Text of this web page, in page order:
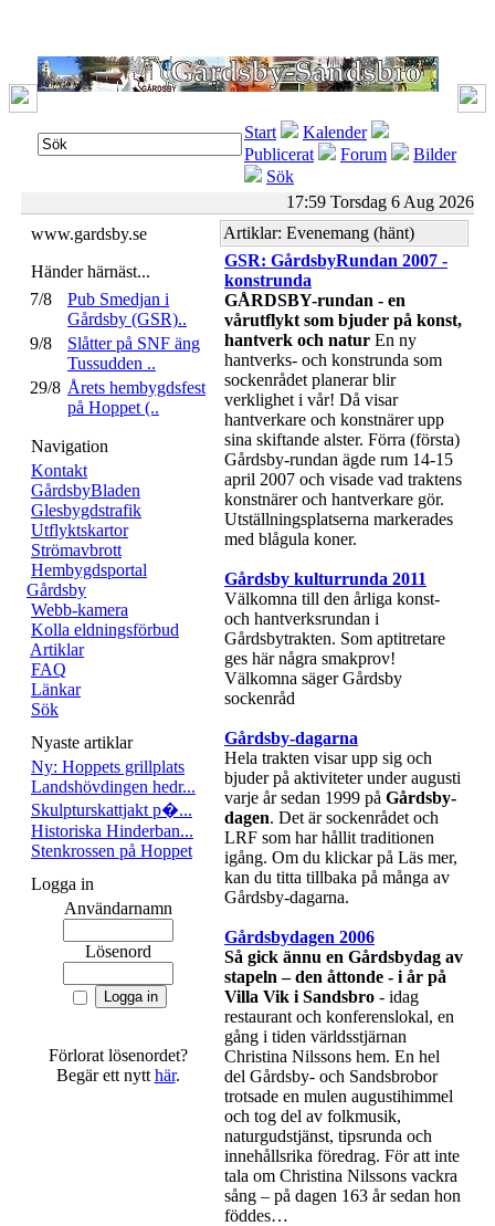
Start
Kalender
Publicerat
Forum
Bilder
Sök
17:59 Torsdag 6 Aug 2026
www.gardsby.se
Händer härnäst...
7/8
Pub Smedjan i
Gårdsby (GSR)..
9/8
Slåtter på SNF äng
Tussudden ..
29/8 Årets hembygdsfest
på Hoppet (..
Navigation
Kontakt
GårdsbyBladen
Glesbygdstrafik
Utflyktskartor
Strömavbrott
Hembygdsportal
Gårdsby
Webb-kamera
Kolla eldningsförbud
Artiklar
FAQ
Länkar
Sök
Nyaste artiklar
Ny: Hoppets grillplats
Landshövdingen hedr...
Skulpturskattjakt p�...
Historiska Hinderban...
Stenkrossen på Hoppet
Logga in
Användarnamn
Lösenord
Förlorat lösenordet?
Begär ett nytt här.
Artiklar: Evenemang (hänt)
GSR: GårdsbyRundan 2007 -
konstrunda
GÅRDSBY-rundan - en
vårutflykt som bjuder på konst,
hantverk och natur En ny
hantverks- och konstrunda som
sockenrådet planerar blir
verklighet i vår! Då visar
hantverkare och konstnärer upp
sina skiftande alster. Förra (första)
Gårdsby-rundan ägde rum 14-15
april 2007 och visade vad traktens
konstnärer och hantverkare gör.
Utställningsplatserna markerades
med blågula koner.
Gårdsby kulturrunda 2011
Välkomna till den årliga konst-
och hantverksrundan i
Gårdsbytrakten. Som aptitretare
ges här några smakprov!
Välkomna säger Gårdsby
sockenråd
Gårdsby-dagarna
Hela trakten visar upp sig och
bjuder på aktiviteter under augusti
varje år sedan 1999 på Gårdsby-
dagen. Det är sockenrådet och
LRF som har hållit traditionen
igång. Om du klickar på Läs mer,
kan du titta tillbaka på många av
Gårdsby-dagarna.
Gårdsbydagen 2006
Så gick ännu en Gårdsbydag av
stapeln – den åttonde - i år på
Villa Vik i Sandsbro - idag
restaurant och konferenslokal, en
gång i tiden världsstjärnan
Christina Nilssons hem. En hel
del Gårdsby- och Sandsbrobor
trotsade en mulen augustihimmel
och tog del av folkmusik,
naturgudstjänst, tipsrunda och
innehållsrika föredrag. För att inte
tala om Christina Nilssons vackra
sång – på dagen 163 år sedan hon
föddes…